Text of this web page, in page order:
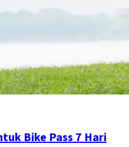
Bike Pass 7 Hari